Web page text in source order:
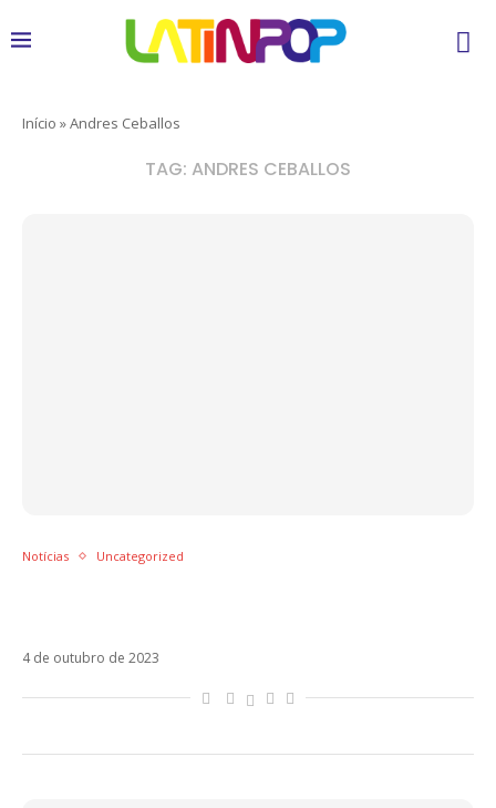
Início »Andres Ceballos
TAG: ANDRES CEBALLOS
Notícias Uncategorized
4 de outubro de 2023